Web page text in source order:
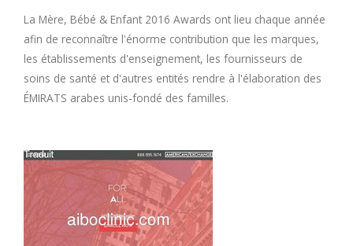
La Mère, Bébé & Enfant 2016 Awards ont lieu chaque année
afin de reconnaître l'énorme contribution que les marques,
les établissements d'enseignement, les fournisseurs de
soins de santé et d'autres entités rendre à l'élaboration des
ÉMIRATS arabes unis-fondé des familles.